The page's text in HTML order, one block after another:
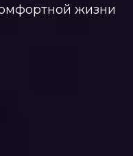
жизни